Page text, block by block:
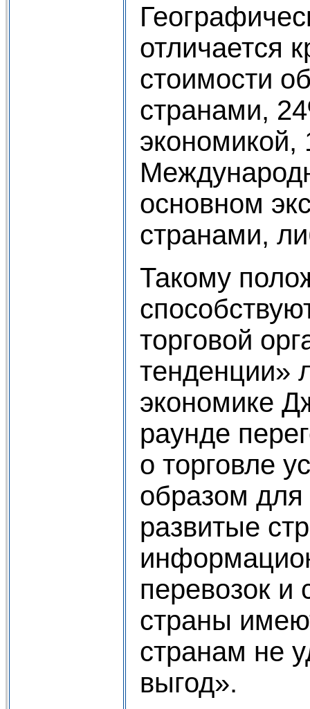
отличается
стоимости
странами,
основном
странами,
Такому
торговой
тенденции»
экономике
раунде
о торговле
образом для
развитые
перевозок и
страны
странам не
выгод».